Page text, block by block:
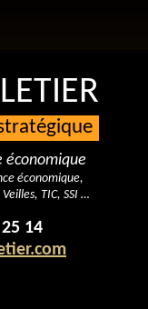
économique
économique,
TIC, SSI …
14